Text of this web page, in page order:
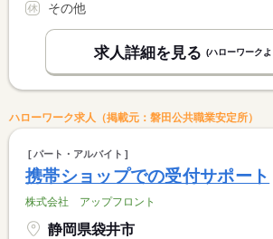
その他
求人詳細を見る (ハローワーク
ハローワーク求人（掲載元：磐田公共職業安定所）
パート・アルバイト
携帯ショップでの受付サポート
株式会社 アップフロント
静岡県袋井市